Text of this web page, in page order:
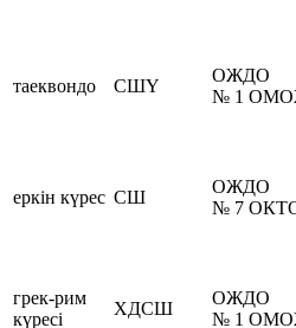
таеквондо СШҮ
ОЖДО
№ 1
еркін күрес СШ
ОЖДО
№ 7
грек-рим
күресі
ХДСШ
ОЖДО
№ 1